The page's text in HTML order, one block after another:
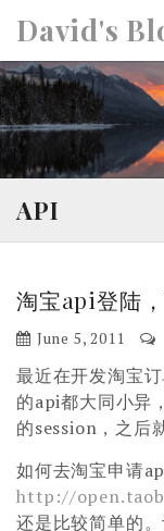
i
p
t
o
c
t
David's
API
淘宝api登陆
June 5, 2011
最近在开发淘宝
的api都大同小异
的session，之后
如何去淘宝申请
http://
还是比较简单的